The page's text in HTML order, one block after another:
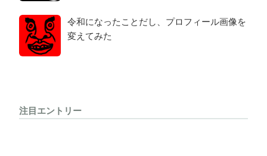
令和になったことだし、プロフィール画像を
変えてみた
注目エントリー